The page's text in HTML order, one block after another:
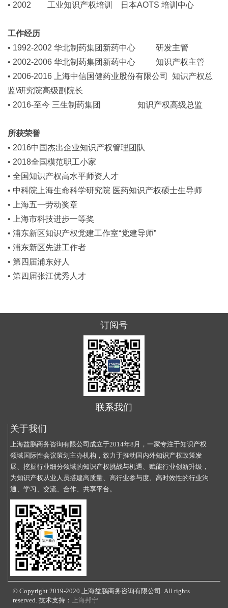
• 2002 工业知识产权培训 日本AOTS 培训中心
工作经历
• 1992-2002 华北制药集团新药中心 研发主管
• 2002-2006 华北制药集团新药中心 知识产权主管
• 2006-2016 上海中信国健药业股份有限公司 知识产权总
监\研究院高级副院长
• 2016-至今 三生制药集团 知识产权高级总监
所获荣誉
• 2016中国杰出企业知识产权管理团队
• 2018全国模范职工小家
• 全国知识产权高水平师资人才
• 中科院上海生命科学研究院 医药知识产权硕士生导师
• 上海五一劳动奖章
• 上海市科技进步一等奖
• 浦东新区知识产权党建工作室“党建导师”
• 浦东新区先进工作者
• 第四届浦东好人
• 第四届张江优秀人才
订阅号
联系我们
关于我们
上海益鹏商务咨询有限公司成立于2014年8月，一家专注于知识产权
领域国际性会议策划主办机构，致力于推动国内外知识产权政策发
展、挖掘行业细分领域的知识产权挑战与机遇、赋能行业创新升级，
为知识产权从业人员搭建高质量、高行业参与度、高时效性的行业沟
通、学习、交流、合作、共享平台。
© Copyright 2019-2020 上海益鹏商务咨询有限公司. All rights
reserved. 技术支持：
上海邦宁